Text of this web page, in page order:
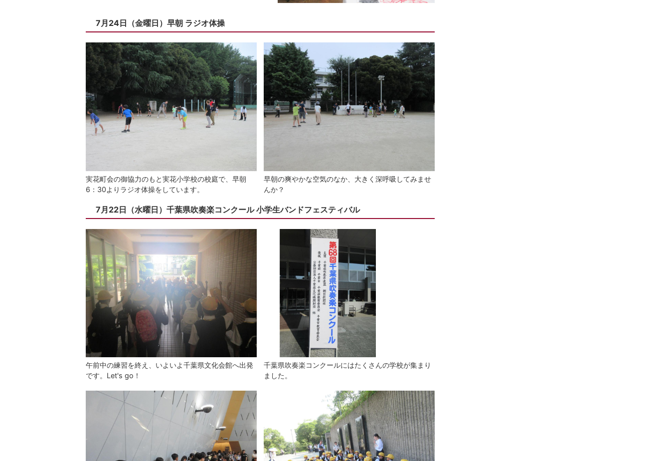
7月24日（金曜日）早朝 ラジオ体操
実花町会の御協力のもと実花小学校の校庭で、早朝
6：30よりラジオ体操をしています。
早朝の爽やかな空気のなか、大きく深呼吸してみませ
んか？
7月22日（水曜日）千葉県吹奏楽コンクール 小学生バンドフェスティバル
午前中の練習を終え、いよいよ千葉県文化会館へ出発
です。Let's go！
千葉県吹奏楽コンクールにはたくさんの学校が集まり
ました。